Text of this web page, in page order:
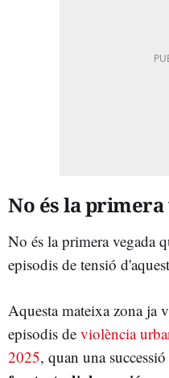
No és la primera
No és la primera vegada
episodis de tensió
Aquesta mateixa zona ja
episodis de violència
2025, quan una